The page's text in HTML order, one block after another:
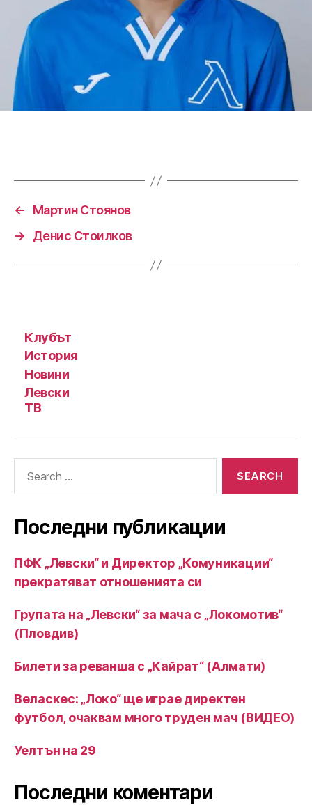
←
Мартин Стоянов
→
Денис Стоилков
Клубът
История
Новини
Левски
ТВ
Последни публикации
ПФК „Левски“ и Директор „Комуникации“
прекратяват отношенията си
Групата на „Левски“ за мача с „Локомотив“
(Пловдив)
Билети за реванша с „Кайрат“ (Алмати)
Веласкес: „Локо“ ще играе директен
футбол, очаквам много труден мач (ВИДЕО)
Уелтън на 29
Последни коментари